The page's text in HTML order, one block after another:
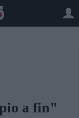
a fin"